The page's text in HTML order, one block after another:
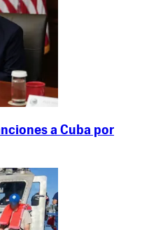
a Cuba por